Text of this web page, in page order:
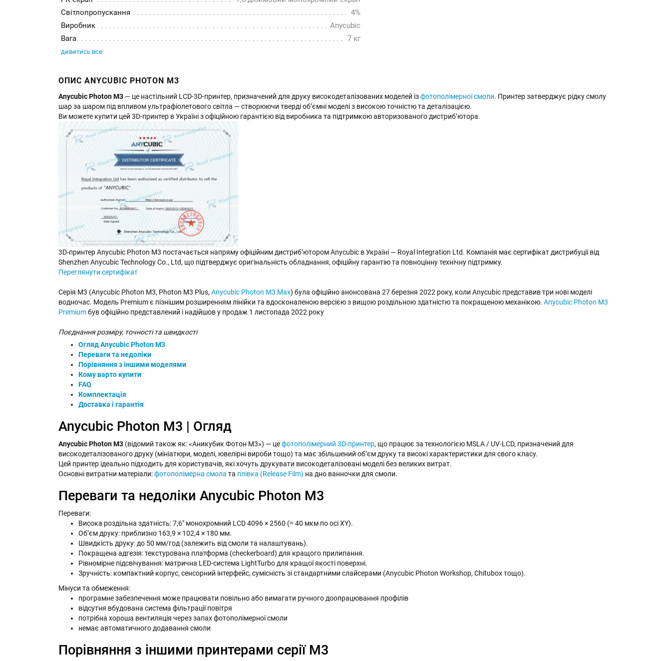
Світлопропускання
4%
Виробник
Anycubic
Вага
7 кг
дивитись все
ОПИС ANYCUBIC PHOTON M3
Anycubic Photon M3 — це настільний LCD-3D-принтер, призначений для друку високодеталізованих моделей ізфотополімерної смоли. Принтер затверджує рідку смолу
шар за шаром під впливом ультрафіолетового світла — створюючи тверді об’ємні моделі з високою точністю та деталізацією.
Ви можете купити цей 3D-принтер в Україні з офіційною гарантією від виробника та підтримкою авторизованого дистриб’ютора.
3D-принтер Anycubic Photon M3 постачається напряму офіційним дистриб’ютором Anycubic в Україні — Royal Integration Ltd. Компанія має сертифікат дистрибуції від
Shenzhen Anycubic Technology Co., Ltd, що підтверджує оригінальність обладнання, офіційну гарантію та повноцінну технічну підтримку.
Переглянути сертифікат
Серія M3 (Anycubic Photon M3, Photon M3 Plus, Anycubic Photon M3 Max) була офіційно анонсована 27 березня 2022 року, коли Anycubic представив три нові моделі
водночас. Модель Premium є пізнішим розширенням лінійки та вдосконаленою версією з вищою роздільною здатністю та покращеною механікою. Anycubic Photon M3
Premiumбув офіційно представлений і надійшов у продаж 1 листопада 2022 року
Поєднання розміру, точності та швидкості
Огляд Anycubic Photon M3
Переваги та недоліки
Порівняння з іншими моделями
Кому варто купити
FAQ
Комплектація
Доставка і гарантія
Anycubic Photon M3 | Огляд
Anycubic Photon M3 (відомий також як: «Аникубик Фотон М3») — цефотополімерний 3D-принтер, що працює за технологією MSLA / UV-LCD, призначений для
високодеталізованого друку (мініатюри, моделі, ювелірні вироби тощо) та має збільшений об’єм друку та високі характеристики для свого класу.
Цей принтер ідеально підходить для користувачів, які хочуть друкувати високодеталізовані моделі без великих витрат.
Основні витратни матеріали:фотополімерна смола та плівка (Release Film) на дно ванночки для смоли.
Переваги та недоліки Anycubic Photon M3
Переваги:
Висока роздільна здатність: 7,6" монохромний LCD 4096 × 2560 (≈ 40 мкм по осі XY).
Об’єм друку: приблизно 163,9 × 102,4 × 180 мм.
Швидкість друку: до 50 мм/год (залежить від смоли та налаштувань).
Покращена адгезія: текстурована платформа (checkerboard) для кращого прилипання.
Рівномірне підсвічування: матрична LED-система LightTurbo для кращої якості поверхні.
Зручність: компактний корпус, сенсорний інтерфейс, сумісність зі стандартними слайсерами (Anycubic Photon Workshop, Chitubox тощо).
Мінуси та обмеження:
програмне забезпечення може працювати повільно або вимагати ручного доопрацювання профілів
відсутня вбудована система фільтрації повітря
потрібна хороша вентиляція через запах фотополімерної смоли
немає автоматичного додавання смоли
Порівняння з іншими принтерами серії M3